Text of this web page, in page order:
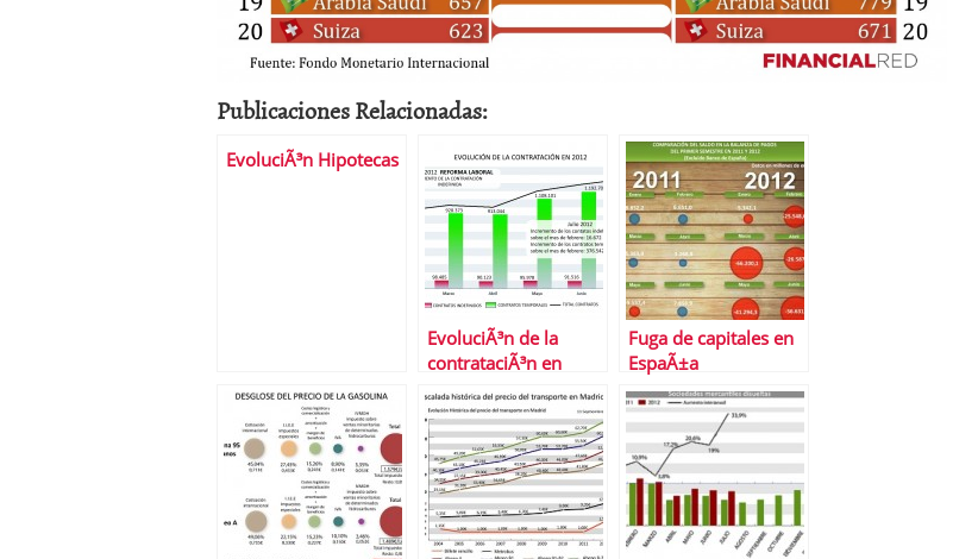
Publicaciones Relacionadas:
EvoluciÃ³n Hipotecas
EvoluciÃ³n de la
contrataciÃ³n en
2012
Fuga de capitales en
EspaÃ±a